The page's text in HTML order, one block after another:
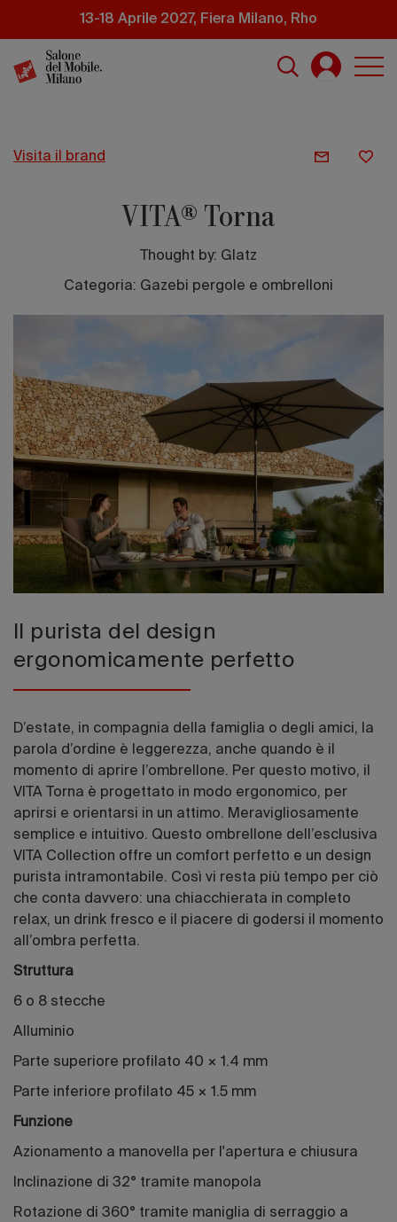
principale
13-18 Aprile 2027, Fiera Milano, Rho
Edizione
visita il brand
VITA® Torna
Thought by: Glatz
Categoria: Gazebi pergole e ombrelloni
Il purista del design
ergonomicamente perfetto
D’estate, in compagnia della famiglia o degli amici, la
parola d’ordine è leggerezza, anche quando è il
momento di aprire l’ombrellone. Per questo motivo, il
VITA Torna è progettato in modo ergonomico, per
aprirsi e orientarsi in un attimo. Meravigliosamente
semplice e intuitivo. Questo ombrellone dell’esclusiva
VITA Collection offre un comfort perfetto e un design
purista intramontabile. Così vi resta più tempo per ciò
che conta davvero: una chiacchierata in completo
relax, un drink fresco e il piacere di godersi il momento
all’ombra perfetta.
Struttura
6 o 8 stecche
Alluminio
Parte superiore profilato 40 × 1.4 mm
Parte inferiore profilato 45 × 1.5 mm
Funzione
Azionamento a manovella per l'apertura e chiusura
Inclinazione di 32° tramite manopola
Rotazione di 360° tramite maniglia di serraggio a